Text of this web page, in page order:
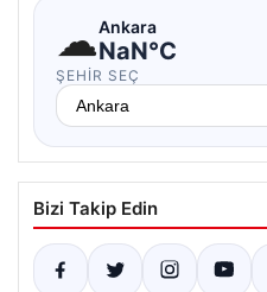
☁Ankara
NaN°C
ŞEHIR SEÇ
Bizi Takip Edin